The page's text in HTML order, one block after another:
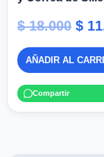
$18.000 $
AÑADIR AL
Compartir